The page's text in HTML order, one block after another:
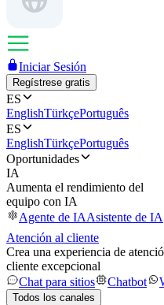
Iniciar Sesión
Regístrese gratis
ES
EnglishTürkçePortuguês
ES
EnglishTürkçePortuguês
Oportunidades
IA
Aumenta el rendimiento del
equipo con IA
Agente de IAAsistente de IA
Atención al cliente
Crea una experiencia de
cliente excepcional
Chat para sitios
Chatbot
Todos los canales